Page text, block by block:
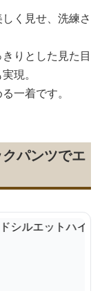
く見せ、洗練さ
りとした見た目
現。
一着です。
パンツでエ